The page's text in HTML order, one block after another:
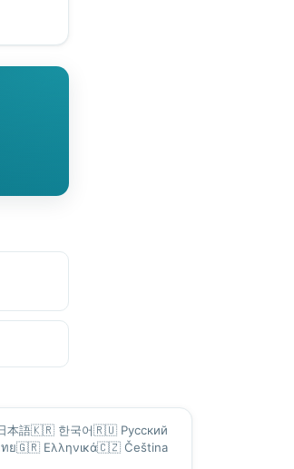
本語🇰🇷 한국어🇷🇺 Русский
ย🇬🇷 Ελληνικά🇨🇿 Čeština